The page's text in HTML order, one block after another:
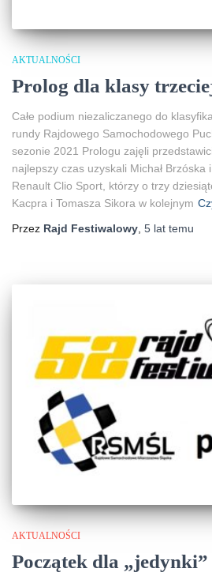
AKTUALNOŚCI
Prolog dla klasy
Całe podium niezaliczanego do
rundy Rajdowego Samochodowego
sezonie 2021 Prologu zajęli
najlepszy czas uzyskali Michał
Renault Clio Sport, którzy o trzy
Kacpra i Tomasza Sikora w kolejnym
Przez Rajd Festiwalowy, 5 lat temu
AKTUALNOŚCI
Początek dla „jedynki”